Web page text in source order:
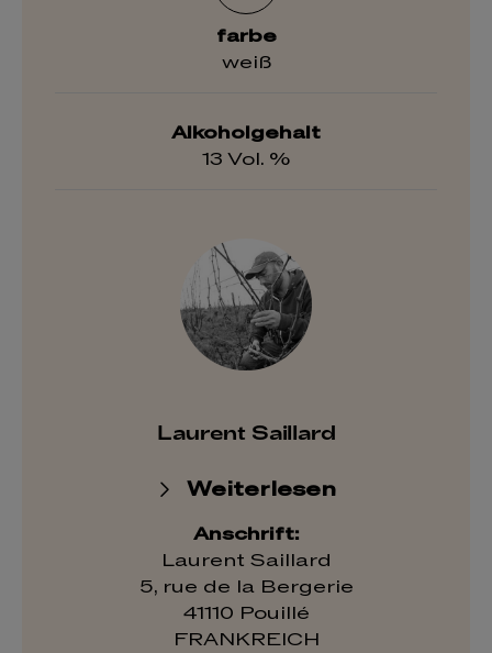
farbe
weiß
Alkoholgehalt
13 Vol. %
Laurent Saillard
Weiterlesen
Anschrift:
Laurent Saillard
5, rue de la Bergerie
41110 Pouillé
FRANKREICH